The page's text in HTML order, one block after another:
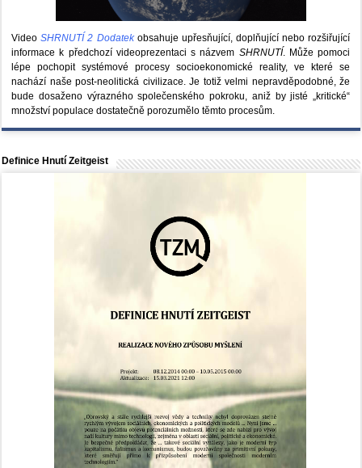
VideoSHRNUTÍ 2 Dodatekobsahuje upřesňující, doplňující nebo rozšiřující
informace k předchozí videoprezentaci s názvem SHRNUTÍ. Může pomoci
lépe pochopit systémové procesy socioekonomické reality, ve které se
nachází naše post-neolitická civilizace. Je totiž velmi nepravděpodobné, že
bude dosaženo výrazného společenského pokroku, aniž by jisté „kritické“
množství populace dostatečně porozumělo těmto procesům.
Definice Hnutí Zeitgeist